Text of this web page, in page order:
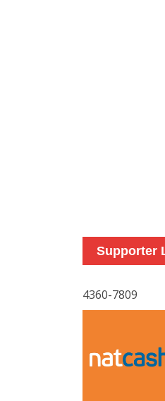
Supporter
4360-7809